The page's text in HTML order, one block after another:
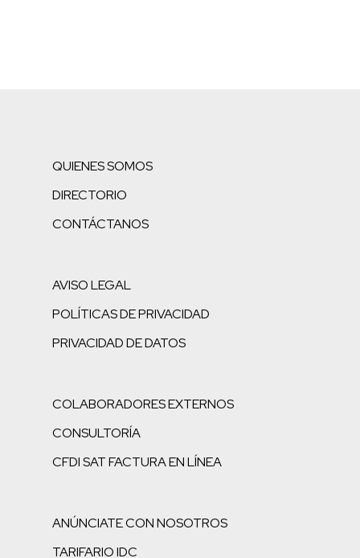
QUIENES SOMOS
DIRECTORIO
CONTÁCTANOS
AVISO LEGAL
POLÍTICAS DE PRIVACIDAD
PRIVACIDAD DE DATOS
COLABORADORES EXTERNOS
CONSULTORÍA
CFDI SAT FACTURA EN LÍNEA
ANÚNCIATE CON NOSOTROS
TARIFARIO IDC